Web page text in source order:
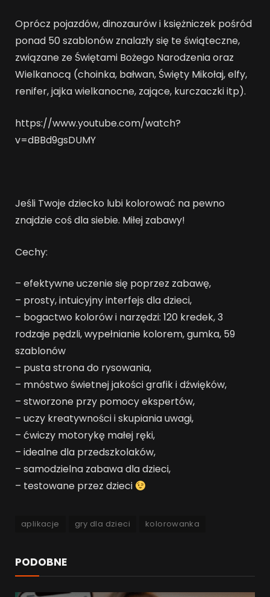
Oprócz pojazdów, dinozaurów i księżniczek pośród
ponad 50 szablonów znalazły się te świąteczne,
związane ze Świętami Bożego Narodzenia oraz
Wielkanocą (choinka, bałwan, Święty Mikołaj, elfy,
renifer, jajka wielkanocne, zające, kurczaczki itp).
https://www.youtube.com/watch?
v=dBBd9gsDUMY
Jeśli Twoje dziecko lubi kolorować na pewno
znajdzie coś dla siebie. Miłej zabawy!
Cechy:
– efektywne uczenie się poprzez zabawę,
– prosty, intuicyjny interfejs dla dzieci,
– bogactwo kolorów i narzędzi: 120 kredek, 3
rodzaje pędzli, wypełnianie kolorem, gumka, 59
szablonów
– pusta strona do rysowania,
– mnóstwo świetnej jakości grafik i dźwięków,
– stworzone przy pomocy ekspertów,
– uczy kreatywności i skupiania uwagi,
– ćwiczy motorykę małej ręki,
– idealne dla przedszkolaków,
– samodzielna zabawa dla dzieci,
– testowane przez dzieci
aplikacje gry dla dzieci kolorowanka
PODOBNE